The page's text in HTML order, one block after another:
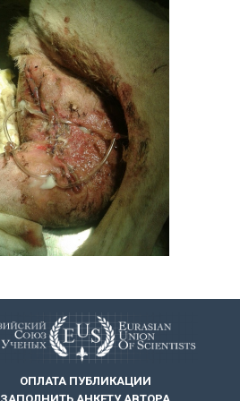
ОПЛАТА ПУБЛИКАЦИИ